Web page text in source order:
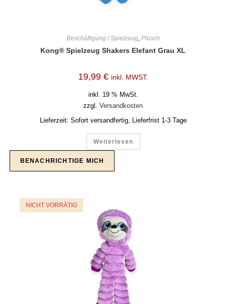
Beschäftigung / Spielzeug, Plüsch
Kong® Spielzeug Shakers Elefant Grau XL
19,99 € inkl. MWST.
inkl. 19 % MwSt.
zzgl. Versandkosten
Lieferzeit: Sofort versandfertig, Lieferfrist 1-3 Tage
Weiterlesen
NICHT VORRÄTIG